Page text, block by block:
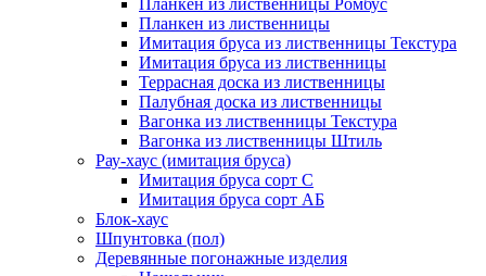
Планкен из лиственницы Ромбус
Планкен из лиственницы
Имитация бруса из лиственницы Текстура
Имитация бруса из лиственницы
Террасная доска из лиственницы
Палубная доска из лиственницы
Вагонка из лиственницы Текстура
Вагонка из лиственницы Штиль
Рау-хаус (имитация бруса)
Имитация бруса сорт С
Имитация бруса сорт АБ
Блок-хаус
Шпунтовка (пол)
Деревянные погонажные изделия